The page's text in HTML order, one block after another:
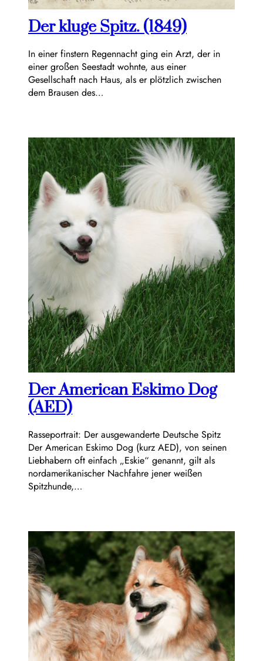
Der kluge Spitz. (1849)
In einer finstern Regennacht ging ein Arzt, der in
einer großen Seestadt wohnte, aus einer
Gesellschaft nach Haus, als er plötzlich zwischen
dem Brausen des…
Der American Eskimo Dog
(AED)
Rasseportrait: Der ausgewanderte Deutsche Spitz
Der American Eskimo Dog (kurz AED), von seinen
Liebhabern oft einfach „Eskie“ genannt, gilt als
nordamerikanischer Nachfahre jener weißen
Spitzhunde,…